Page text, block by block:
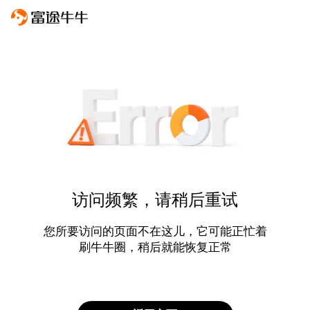
访问频繁，请稍后重试
您所要访问的页面不在这儿，它可能正忙着
刷牛牛圈，稍后就能恢复正常